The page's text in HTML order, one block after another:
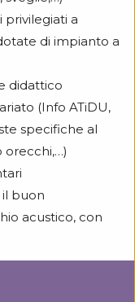
privilegiati a
di impianto a
didattico
(Info ATiDU,
specifiche al
orecchi,…)
il buon
acustico, con